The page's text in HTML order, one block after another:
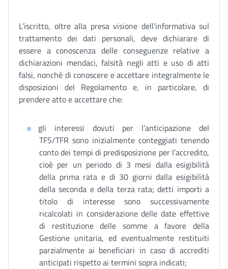
L’iscritto, oltre alla presa visione dell’informativa sul
trattamento dei dati personali, deve dichiarare di
essere a conoscenza delle conseguenze relative a
dichiarazioni mendaci, falsità negli atti e uso di atti
falsi, nonché di conoscere e accettare integralmente le
disposizioni del Regolamento e, in particolare, di
prendere atto e accettare che:
gli interessi dovuti per l’anticipazione del
TFS/TFR sono inizialmente conteggiati tenendo
conto dei tempi di predisposizione per l’accredito,
cioè per un periodo di 3 mesi dalla esigibilità
della prima rata e di 30 giorni dalla esigibilità
della seconda e della terza rata; detti importi a
titolo di interesse sono successivamente
ricalcolati in considerazione delle date effettive
di restituzione delle somme a favore della
Gestione unitaria, ed eventualmente restituiti
parzialmente ai beneficiari in caso di accrediti
anticipati rispetto ai termini sopra indicati;